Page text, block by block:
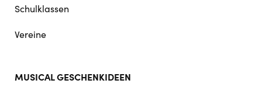
Schulklassen
Vereine
MUSICAL GESCHENKIDEEN